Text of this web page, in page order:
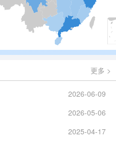
更多 >
2026-06-09
2026-05-06
2025-04-17